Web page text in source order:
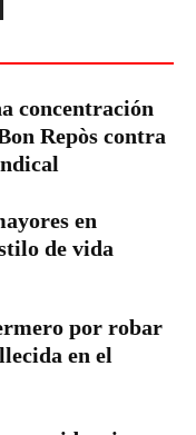
concentración
Repòs contra
en
de vida
por robar
en el